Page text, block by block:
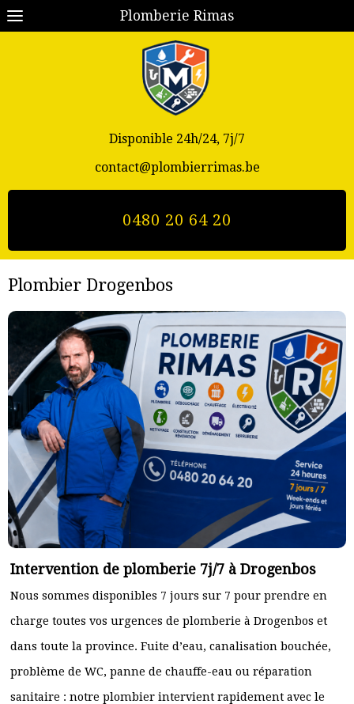
Plomberie Rimas
Disponible 24h/24, 7j/7
contact@plombierrimas.be
0480 20 64 20
Plombier Drogenbos
Intervention de plomberie 7j/7 à Drogenbos
Nous sommes disponibles 7 jours sur 7 pour prendre en
charge toutes vos urgences de plomberie à Drogenbos et
dans toute la province. Fuite d’eau, canalisation bouchée,
problème de WC, panne de chauffe-eau ou réparation
sanitaire : notre plombier intervient rapidement avec le